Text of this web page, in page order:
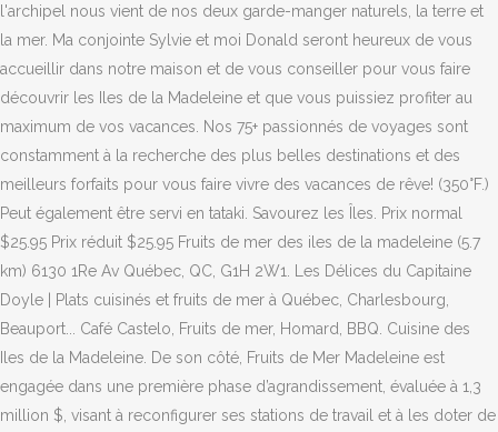
l'archipel nous vient de nos deux garde-manger naturels, la terre et
la mer. Ma conjointe Sylvie et moi Donald seront heureux de vous
accueillir dans notre maison et de vous conseiller pour vous faire
découvrir les Iles de la Madeleine et que vous puissiez profiter au
maximum de vos vacances. Nos 75+ passionnés de voyages sont
constamment à la recherche des plus belles destinations et des
meilleurs forfaits pour vous faire vivre des vacances de rêve! (350°F.)
Peut également être servi en tataki. Savourez les Îles. Prix normal
$25.95 Prix réduit $25.95 Fruits de mer des iles de la madeleine (5.7
km) 6130 1Re Av Québec, QC, G1H 2W1. Les Délices du Capitaine
Doyle | Plats cuisinés et fruits de mer à Québec, Charlesbourg,
Beauport... Café Castelo, Fruits de mer, Homard, BBQ. Cuisine des
Iles de la Madeleine. De son côté, Fruits de Mer Madeleine est
engagée dans une première phase d’agrandissement, évaluée à 1,3
million $, visant à reconfigurer ses stations de travail et à les doter de